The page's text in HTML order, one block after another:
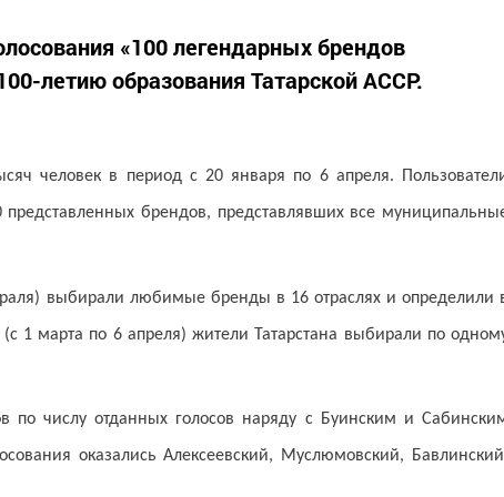
«100 легендарных брендов
летию образования Татарской АССР.
человек в период с 20 января по 6 апреля.
брендов, представлявших все
выбирали любимые бренды в 16 отраслях и определили
1 марта по 6 апреля) жители Татарстана выбирали по
числу отданных голосов наряду с Буинским и
оказались Алексеевский, Муслюмовский,